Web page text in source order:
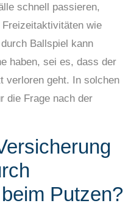
schnell passieren,
wie
Ballspiel kann
haben, sei es, dass der
verloren geht. In solchen
die Frage nach der
Putzen?